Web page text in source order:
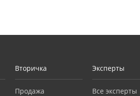
Вторичка
Продажа
Эксперты
Все эксперты